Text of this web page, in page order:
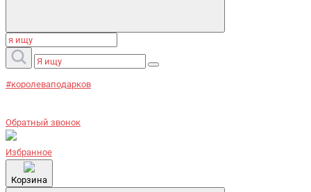
#королеваподарков
Обратный звонок
Избранное
Корзина